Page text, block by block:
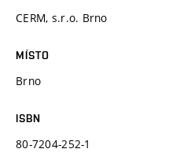
CERM, s.r.o. Brno
MÍSTO
Brno
ISBN
80-7204-252-1